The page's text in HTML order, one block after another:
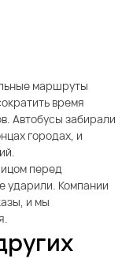
маршруты
время
Автобусы забирали
городах, и
перед
ударили. Компании
и мы